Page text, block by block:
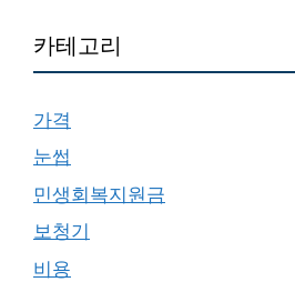
카테고리
가격
눈썹
민생회복지원금
보청기
비용